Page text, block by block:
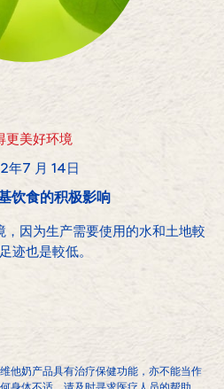
更美好环境
年7 月 14日
饮食的积极影响
因为生产需要使用的水和土地較
迹也是較低。
他奶产品具有治疗保健功能，亦不能当作